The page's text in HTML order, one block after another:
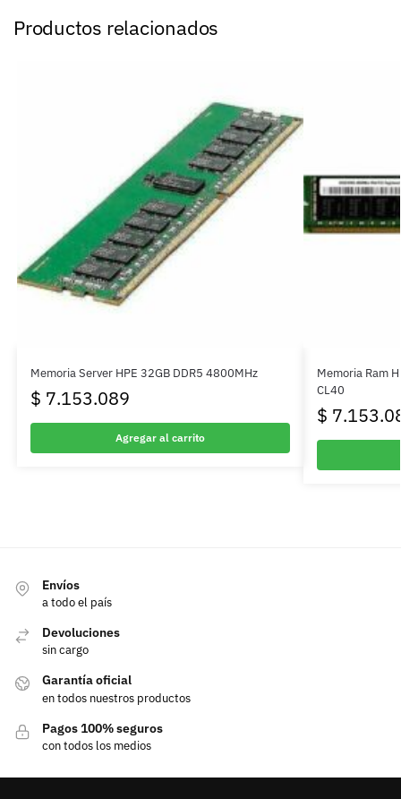
Productos relacionados
Memoria Server HPE 32GB DDR5 4800MHz
$ 7.153.089
Agregar al carrito
Memoria Ram
CL40
$
Envíos
a todo el país
Devoluciones
sin cargo
Garantía oficial
en todos nuestros productos
Pagos 100% seguros
con todos los medios